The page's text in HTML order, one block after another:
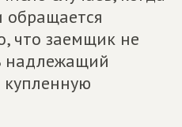
обращается
что заемщик не
надлежащий